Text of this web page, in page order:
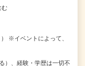
む
※イベントによって、
）、経験・学歴は一切不